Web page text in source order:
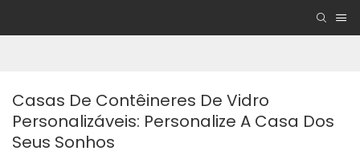
Casas De Contêineres De Vidro
Personalizáveis: Personalize A Casa Dos
Seus Sonhos